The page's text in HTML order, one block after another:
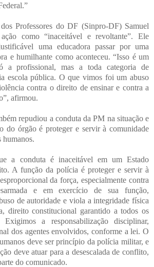
Professores do DF (Sinpro-DF) Samuel
como “inaceitável e revoltante”. Ele
uma educadora passar por uma
e humilhante como aconteceu. “Isso é um
a profissional, mas a toda categoria de
escola pública. O que vimos foi um abuso
contra o direito de ensinar e contra a
afirmou.
repudiou a conduta da PM na situação e
do órgão é proteger e servir à comunidade
humanos.
a conduta é inaceitável em um Estado
A função da polícia é proteger e servir à
da força, especialmente contra
e em exercício de sua função,
de autoridade e viola a integridade física
direito constitucional garantido a todos os
a responsabilização disciplinar,
dos agentes envolvidos, conforme a lei. O
deve ser princípio da polícia militar, e
deve atuar para a desescalada de conflito,
do comunicado.